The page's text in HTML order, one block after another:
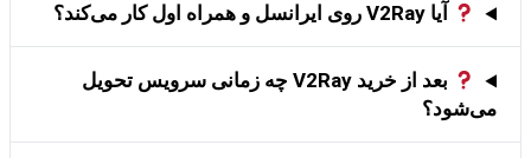
آیا V2Ray روی ایرانسل و همراه اول کار می‌کند؟
بعد از خرید V2Ray چه زمانی سرویس تحویل
می‌شود؟